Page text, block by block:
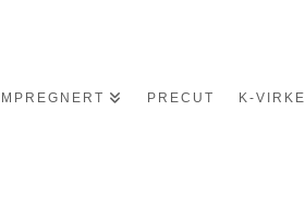
IMPREGNERT PRECUT K-VIRKE